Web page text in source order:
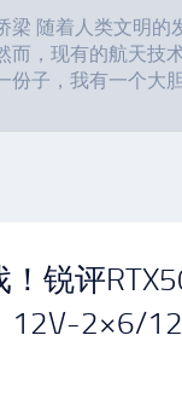
梁 随着人类文明的
而，现有的航天技
份子，我有一个
锐评
2×6/